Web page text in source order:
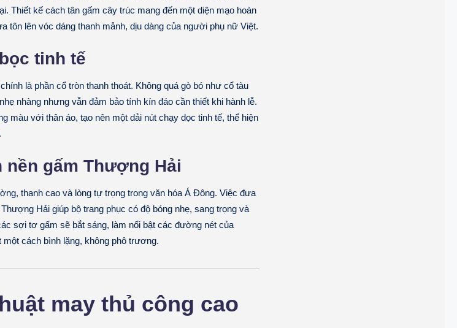
Thiết kế cách tân gấm cây trúc mang đến một diện mạo hoàn
lên vóc dáng thanh mảnh, dịu dàng của người phụ nữ Việt.
tinh tế
là phần cổ tròn thanh thoát. Không quá gò bó như cổ tàu
nhàng nhưng vẫn đảm bảo tính kín đáo cần thiết khi hành lễ.
màu với thân áo, tạo nên một dải nút chạy dọc tinh tế, thể hiện
gấm Thượng Hải
thanh cao và lòng tự trọng trong văn hóa Á Đông. Việc đưa
Hải giúp bộ trang phục có độ bóng nhẹ, sang trọng và
sợi tơ gấm sẽ bắt sáng, làm nổi bật các đường nét của
cách bình lặng, không phô trương.
may thủ công cao